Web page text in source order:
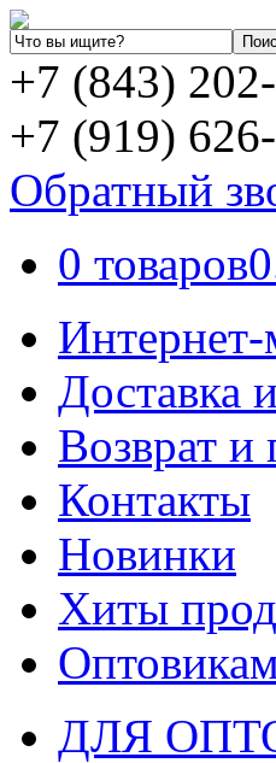
+7 (843)
+7 (919)
Обратный
0 товаров
Интернет-
Доставка
Возврат и
Контакты
Новинки
Хиты
ДЛЯ